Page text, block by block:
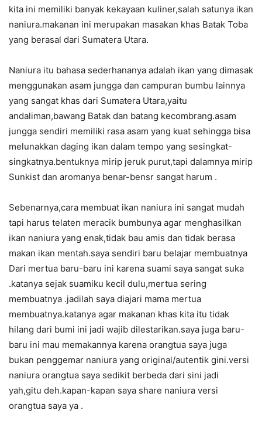
kita ini memiliki banyak kekayaan kuliner,salah satunya ikan
naniura.makanan ini merupakan masakan khas Batak Toba
yang berasal dari Sumatera Utara.
Naniura itu bahasa sederhananya adalah ikan yang dimasak
menggunakan asam jungga dan campuran bumbu lainnya
yang sangat khas dari Sumatera Utara,yaitu
andaliman,bawang Batak dan batang kecombrang.asam
jungga sendiri memiliki rasa asam yang kuat sehingga bisa
melunakkan daging ikan dalam tempo yang sesingkat-
singkatnya.bentuknya mirip jeruk purut,tapi dalamnya mirip
Sunkist dan aromanya benar-bensr sangat harum .
Sebenarnya,cara membuat ikan naniura ini sangat mudah
tapi harus telaten meracik bumbunya agar menghasilkan
ikan naniura yang enak,tidak bau amis dan tidak berasa
makan ikan mentah.saya sendiri baru belajar membuatnya
Dari mertua baru-baru ini karena suami saya sangat suka
.katanya sejak suamiku kecil dulu,mertua sering
membuatnya .jadilah saya diajari mama mertua
membuatnya.katanya agar makanan khas kita itu tidak
hilang dari bumi ini jadi wajib dilestarikan.saya juga baru-
baru ini mau memakannya karena orangtua saya juga
bukan penggemar naniura yang original/autentik gini.versi
naniura orangtua saya sedikit berbeda dari sini jadi
yah,gitu deh.kapan-kapan saya share naniura versi
orangtua saya ya .